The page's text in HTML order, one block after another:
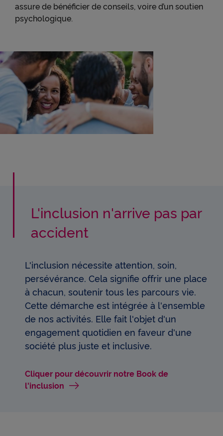
assure de bénéficier de conseils, voire d’un soutien
psychologique.
L'inclusion n'arrive pas par
accident
L'inclusion nécessite attention, soin,
persévérance. Cela signifie offrir une place
à chacun, soutenir tous les parcours vie.
Cette démarche est intégrée à l'ensemble
de nos activités. Elle fait l'objet d'un
engagement quotidien en faveur d'une
société plus juste et inclusive.
Cliquer pour découvrir notre Book de
l'inclusion